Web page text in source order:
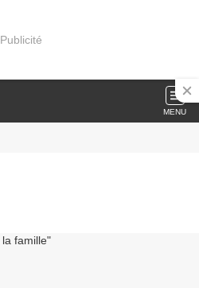
Publicité
MENU